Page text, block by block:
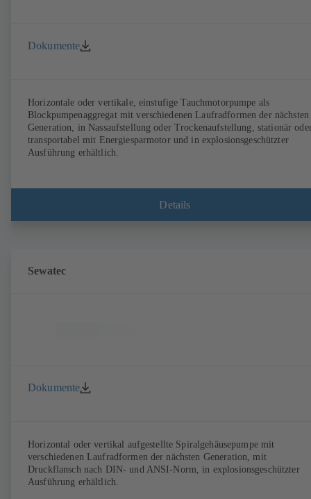
Dokumente
Horizontale oder vertikale, einstufige Tauchmotorpumpe als
Blockpumpenaggregat mit verschiedenen Laufradformen der nächsten
Generation, in Nassaufstellung oder Trockenaufstellung, stationär
transportabel mit Energiesparmotor und in explosionsgeschützter
Ausführung erhältlich.
Details
Sewatec
Dokumente
Horizontal oder vertikal aufgestellte Spiralgehäusepumpe mit
verschiedenen Laufradformen der nächsten Generation, mit
Druckflansch nach DIN- und ANSI-Norm, in explosionsgeschützter
Ausführung erhältlich.